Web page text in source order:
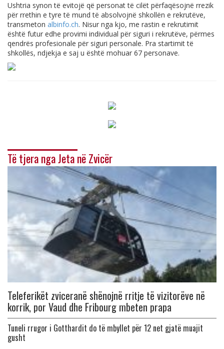
Ushtria synon të evitojë që personat të cilët përfaqësojnë rrezik
për rrethin e tyre të mund të absolvojnë shkollën e rekrutëve,
transmeton albinfo.ch. Nisur nga kjo, me rastin e rekrutimit
është futur edhe provimi individual për siguri i rekrutëve, përmes
qendrës profesionale për siguri personale. Pra startimit të
shkollës, ndjekja e saj u është mohuar 67 personave.
Të tjera nga Jeta në Zvicër
Teleferikët zviceranë shënojnë rritje të vizitorëve në
korrik, por Vaud dhe Fribourg mbeten prapa
Tuneli rrugor i Gotthardit do të mbyllet për 12 net gjatë muajit
gusht